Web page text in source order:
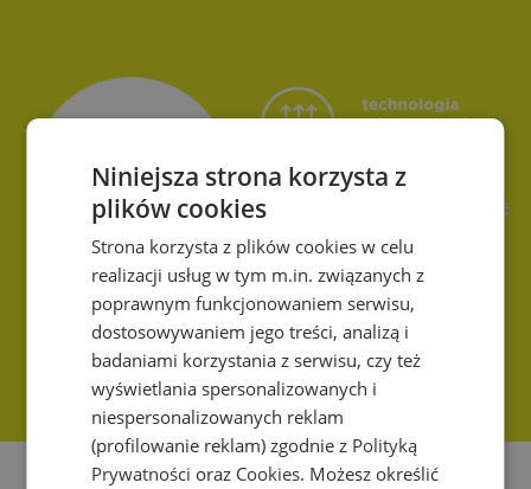
Niniejsza strona korzysta z
plików cookies
Strona korzysta z plików cookies w celu
realizacji usług w tym m.in. związanych z
poprawnym funkcjonowaniem serwisu,
dostosowywaniem jego treści, analizą i
badaniami korzystania z serwisu, czy też
wyświetlania spersonalizowanych i
niespersonalizowanych reklam
(profilowanie reklam) zgodnie z Polityką
Prywatności oraz Cookies. Możesz określić